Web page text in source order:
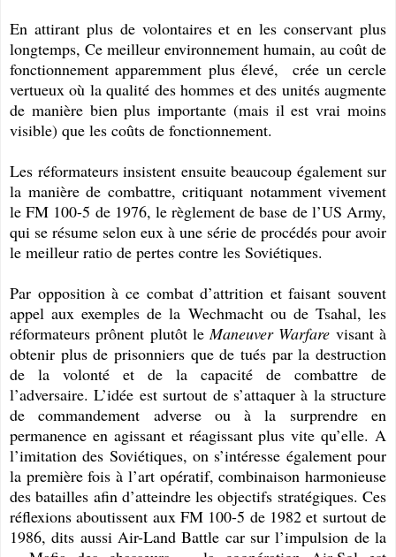
En attirant plus de volontaires et en les conservant plus
longtemps, Ce meilleur environnement humain, au coût de
fonctionnement apparemment plus élevé, crée un cercle
vertueux où la qualité des hommes et des unités augmente
de manière bien plus importante (mais il est vrai moins
visible) que les coûts de fonctionnement.
Les réformateurs insistent ensuite beaucoup également sur
la manière de combattre, critiquant notamment vivement
le FM 100-5 de 1976, le règlement de base de l’US Army,
qui se résume selon eux à une série de procédés pour avoir
le meilleur ratio de pertes contre les Soviétiques.
Par opposition à ce combat d’attrition et faisant souvent
appel aux exemples de la Wechmacht ou de Tsahal, les
réformateurs prônent plutôt leManeuver Warfare visant à
obtenir plus de prisonniers que de tués par la destruction
de la volonté et de la capacité de combattre de
l’adversaire. L’idée est surtout de s’attaquer à la structure
de commandement adverse ou à la surprendre en
permanence en agissant et réagissant plus vite qu’elle. A
l’imitation des Soviétiques, on s’intéresse également pour
la première fois à l’art opératif, combinaison harmonieuse
des batailles afin d’atteindre les objectifs stratégiques. Ces
réflexions aboutissent aux FM 100-5 de 1982 et surtout de
1986, dits aussi Air-Land Battle car sur l’impulsion de la